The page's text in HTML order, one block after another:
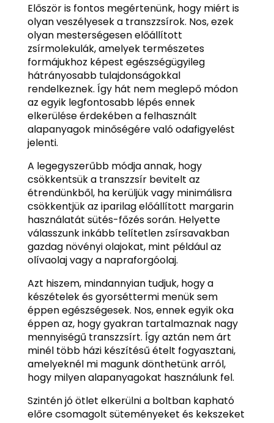
Először is fontos megértenünk, hogy miért is
olyan veszélyesek a transzzsírok. Nos, ezek
olyan mesterségesen előállított
zsírmolekulák, amelyek természetes
formájukhoz képest egészségügyileg
hátrányosabb tulajdonságokkal
rendelkeznek. Így hát nem meglepő módon
az egyik legfontosabb lépés ennek
elkerülése érdekében a felhasznált
alapanyagok minőségére való odafigyelést
jelenti.
A legegyszerűbb módja annak, hogy
csökkentsük a transzzsír bevitelt az
étrendünkből, ha kerüljük vagy minimálisra
csökkentjük az iparilag előállított margarin
használatát sütés-főzés során. Helyette
válasszunk inkább telítetlen zsírsavakban
gazdag növényi olajokat, mint például az
olívaolaj vagy a napraforgóolaj.
Azt hiszem, mindannyian tudjuk, hogy a
készételek és gyorséttermi menük sem
éppen egészségesek. Nos, ennek egyik oka
éppen az, hogy gyakran tartalmaznak nagy
mennyiségű transzzsírt. Így aztán nem árt
minél több házi készítésű ételt fogyasztani,
amelyeknél mi magunk dönthetünk arról,
hogy milyen alapanyagokat használunk fel.
Szintén jó ötlet elkerülni a boltban kapható
előre csomagolt süteményeket és kekszeket